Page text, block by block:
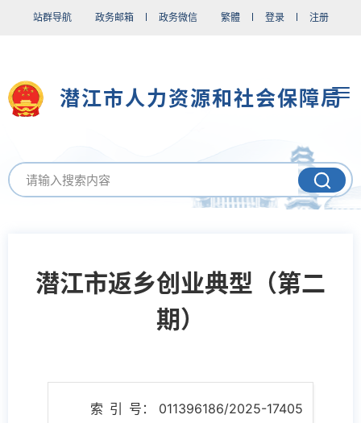
站群导航 政务邮箱 政务微信 繁體 登录 注册
潜江市人力资源和社会保障局
潜江市返乡创业典型（第二
期）
索 引 号： 011396186/2025-17405